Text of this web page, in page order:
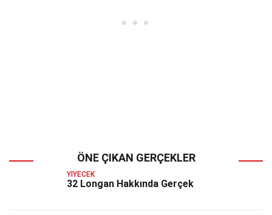
ÖNE ÇIKAN GERÇEKLER
YIYECEK
32 Longan Hakkında Gerçek